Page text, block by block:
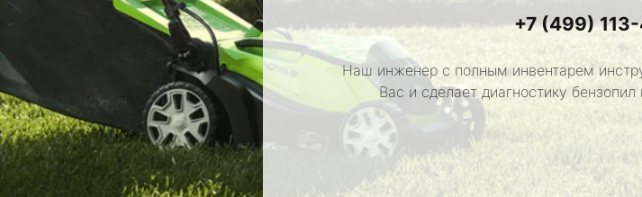
+7 (499)
Наш инженер с полным инвентарем
Вас и сделает диагностику